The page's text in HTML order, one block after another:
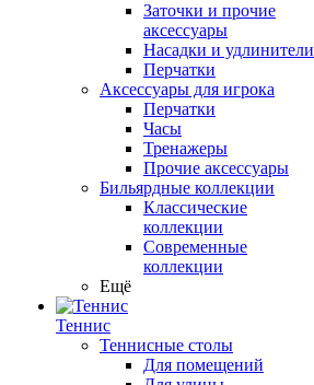
Заточки и прочие
аксессуары
Насадки и удлинители
Перчатки
Аксессуары для игрока
Перчатки
Часы
Тренажеры
Прочие аксессуары
Бильярдные коллекции
Классические
коллекции
Современные
коллекции
Ещё
Теннис
Теннисные столы
Для помещений